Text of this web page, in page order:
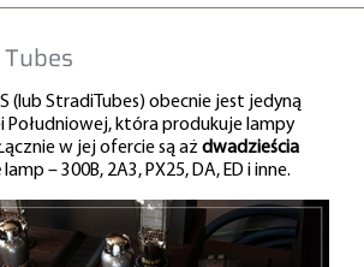
(lub StradiTubes) obecnie jest jedyną
Południowej, która produkuje lampy
w jej ofercie są aż dwadzieścia
lamp – 300B, 2A3, PX25, DA, ED i inne.